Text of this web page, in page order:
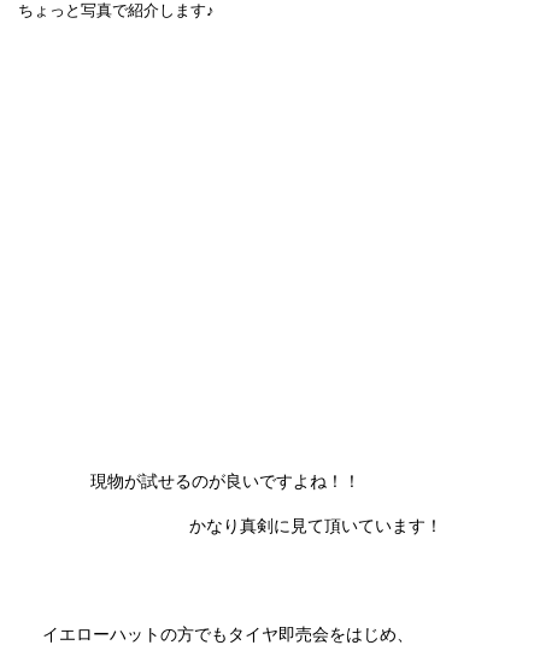
ちょっと写真で紹介します♪
現物が試せるのが良いですよね！！
かなり真剣に見て頂いています！
イエローハットの方でもタイヤ即売会をはじめ、